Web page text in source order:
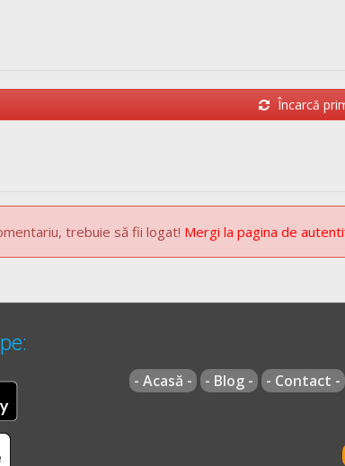
terților prin accidente de circulație, a celor
3
care au în proprietate vehicule supuse
civilă ca urmare a prejudiciilor produse prin
fizice sau juridice a obligației de asigurare
cu amendă de la 1.000 lei la 2.000 lei și cu
asigurării. Constatarea și aplicarea acestora
Încarcă
trebuie să fii logat! Mergi la pagina de
- Acasă - - Blog - - Contact -